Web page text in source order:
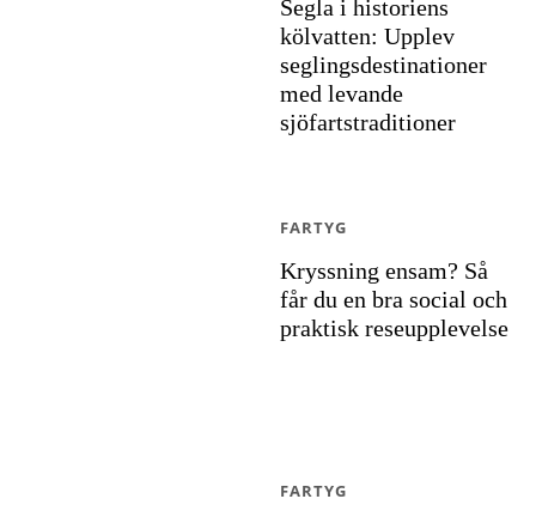
Segla i historiens
kölvatten: Upplev
seglingsdestinationer
med levande
sjöfartstraditioner
Kryssning ensam? Så
får du en bra social och
praktisk reseupplevelse
FARTYG
FARTYG